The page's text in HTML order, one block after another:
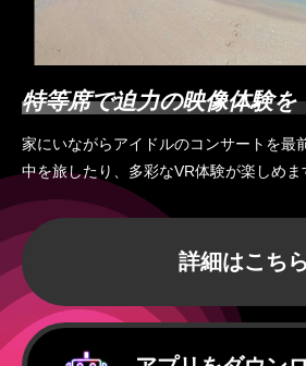
特等席で迫力の映像体験を
家にいながらアイドルのコンサートを最
中を旅したり、多彩なVR体験が楽しめま
詳細はこちら